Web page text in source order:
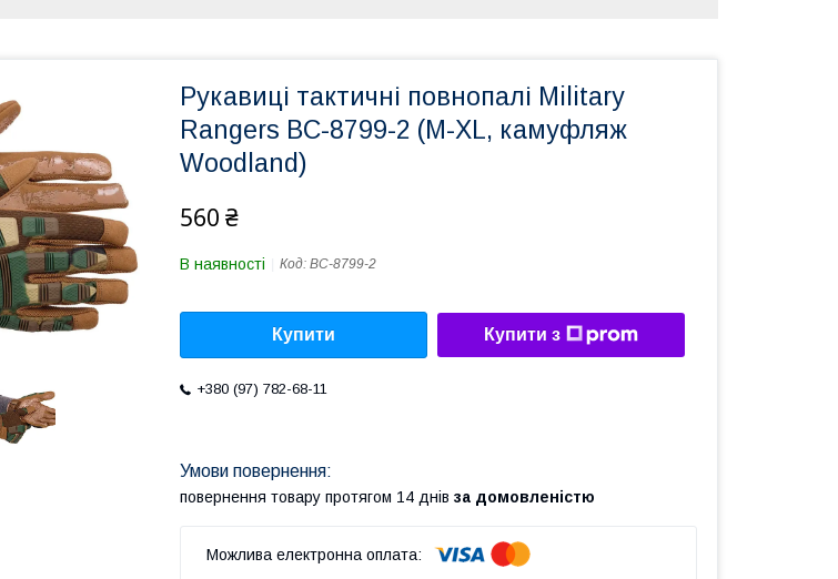
Рукавиці тактичні повнопалі Military
Rangers BC-8799-2 (M-XL, камуфляж
Woodland)
560 ₴
В наявності Код: BC-8799-2
Купити Купити з
+380 (97) 782-68-11
повернення товару протягом 14 днів за домовленістю